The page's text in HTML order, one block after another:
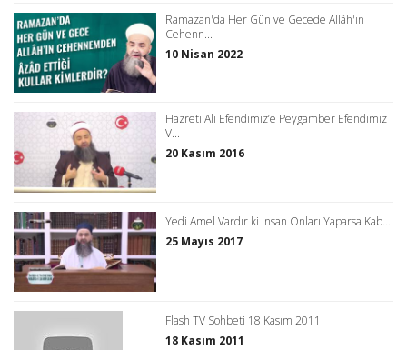
Ramazan'da Her Gün ve Gecede Allâh'ın
Cehenn...
10 Nisan 2022
Hazreti Ali Efendimiz’e Peygamber Efendimiz
V...
20 Kasım 2016
Yedi Amel Vardır ki İnsan Onları Yaparsa Kab...
25 Mayıs 2017
Flash TV Sohbeti 18 Kasım 2011
18 Kasım 2011